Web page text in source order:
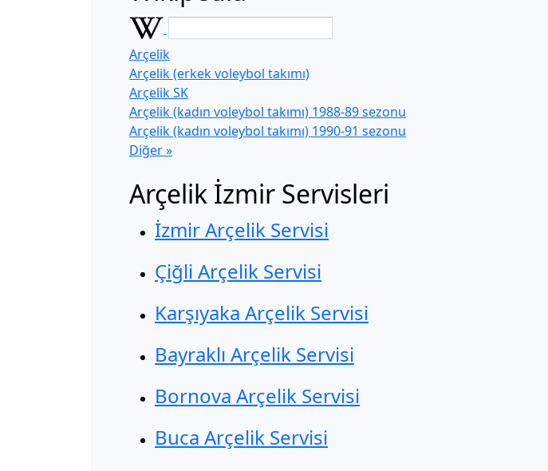
Arçelik
Arçelik (erkek voleybol takımı)
Arçelik SK
Arçelik (kadın voleybol takımı) 1988-89 sezonu
Arçelik (kadın voleybol takımı) 1990-91 sezonu
Diğer »
Arçelik İzmir Servisleri
İzmir Arçelik Servisi
Çiğli Arçelik Servisi
Karşıyaka Arçelik Servisi
Bayraklı Arçelik Servisi
Bornova Arçelik Servisi
Buca Arçelik Servisi